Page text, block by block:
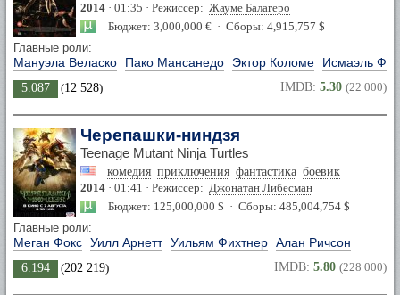
2014 · 01:35 · Режиссер: Жауме Балагеро
Бюджет: 3,000,000 € · Сборы: 4,915,757 $
Главные роли:
Мануэла Веласко Пако Мансанедо Эктор Коломе Исмаэль
5.087 (12 528) IMDB: 5.30 (22 000)
Черепашки-ниндзя
Teenage Mutant Ninja Turtles
комедия приключения фантастика боевик
2014 · 01:41 · Режиссер: Джонатан Либесман
Бюджет: 125,000,000 $ · Сборы: 485,004,754 $
Главные роли:
Меган Фокс Уилл Арнетт Уильям Фихтнер Алан Ричсон
6.194 (202 219) IMDB: 5.80 (228 000)